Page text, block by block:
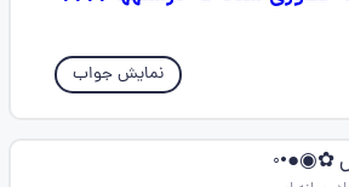
نمایش جواب
✿◉●•◦